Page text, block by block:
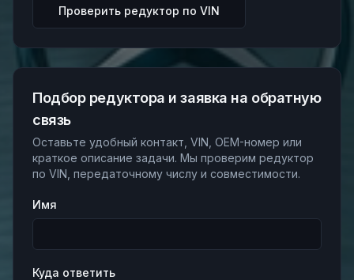
Проверить редуктор по VIN
Подбор редуктора и заявка на обратную
связь
Оставьте удобный контакт, VIN, OEM-номер или
краткое описание задачи. Мы проверим редуктор
по VIN, передаточному числу и совместимости.
Имя
Куда ответить